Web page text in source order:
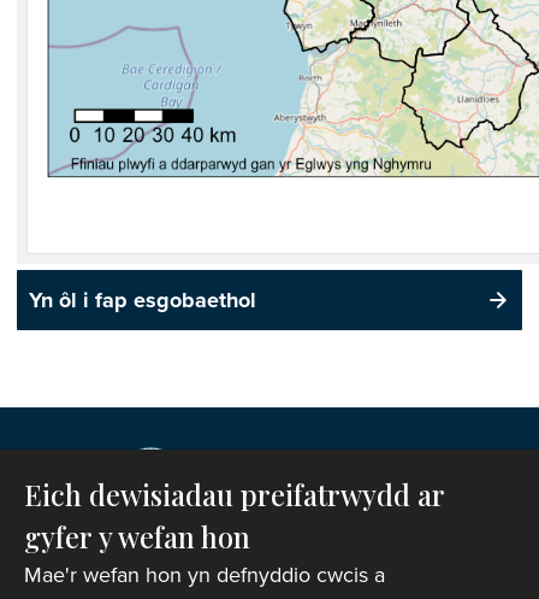
Yn ôl i fap esgobaethol
Eich dewisiadau preifatrwydd ar
gyfer y wefan hon
Mae'r wefan hon yn defnyddio cwcis a